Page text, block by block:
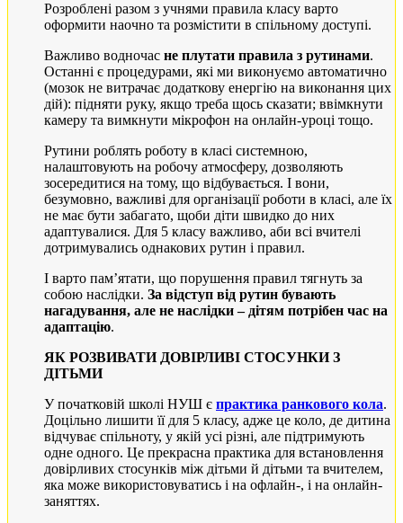
Розроблені разом з учнями правила класу варто
оформити наочно та розмістити в спільному доступі.
Важливо водночас не плутати правила з рутинами.
Останні є процедурами, які ми виконуємо автоматично
(мозок не витрачає додаткову енергію на виконання цих
дій): підняти руку, якщо треба щось сказати; ввімкнути
камеру та вимкнути мікрофон на онлайн-уроці тощо.
Рутини роблять роботу в класі системною,
налаштовують на робочу атмосферу, дозволяють
зосередитися на тому, що відбувається. І вони,
безумовно, важливі для організації роботи в класі, але їх
не має бути забагато, щоби діти швидко до них
адаптувалися. Для 5 класу важливо, аби всі вчителі
дотримувались однакових рутин і правил.
І варто пам’ятати, що порушення правил тягнуть за
собою наслідки. За відступ від рутин бувають
нагадування, але не наслідки – дітям потрібен час на
адаптацію.
ЯК РОЗВИВАТИ ДОВІРЛИВІ СТОСУНКИ З
ДІТЬМИ
У початковій школі НУШ є практика ранкового кола.
Доцільно лишити її для 5 класу, адже це коло, де дитина
відчуває спільноту, у якій усі різні, але підтримують
одне одного. Це прекрасна практика для встановлення
довірливих стосунків між дітьми й дітьми та вчителем,
яка може використовуватись і на офлайн-, і на онлайн-
заняттях.